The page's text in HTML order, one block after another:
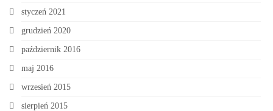
styczeń 2021
grudzień 2020
październik 2016
maj 2016
wrzesień 2015
sierpień 2015